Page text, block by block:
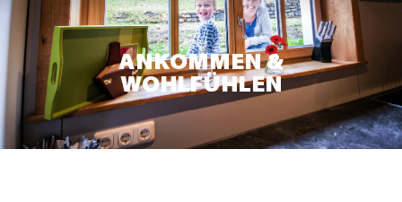
ANKOMMEN &
WOHLFÜHLEN